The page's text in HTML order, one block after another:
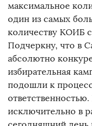
максимальное
один из самых
количеству КОИБ
Подчеркну, что в
абсолютно
избирательная
подошли к
исключительно в